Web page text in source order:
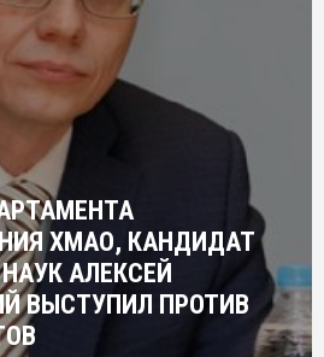
ХМАО, КАНДИДАТ
АЛЕКСЕЙ
ВЫСТУПИЛ ПРОТИВ